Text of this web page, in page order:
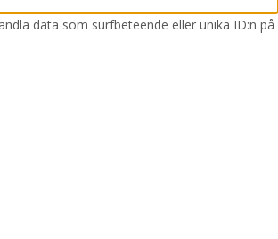
data som surfbeteende eller unika ID:n på